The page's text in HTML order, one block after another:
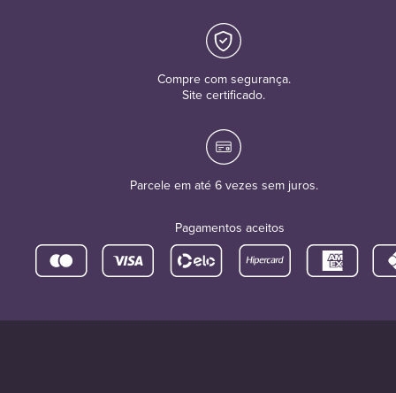
Compre com segurança.
Site certificado.
Parcele em até 6 vezes sem juros.
Pagamentos aceitos